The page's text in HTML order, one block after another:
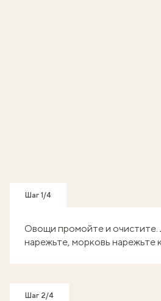
Шаг 1/4
Овощи промойте и очистите.
нарежьте, морковь нарежьте
Шаг 2/4